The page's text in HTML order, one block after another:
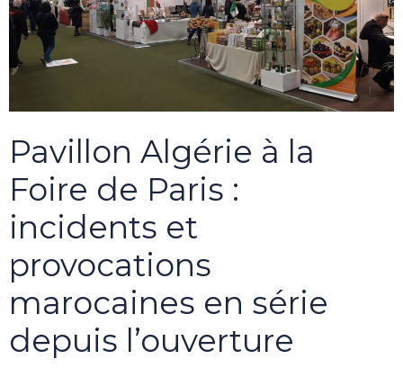
Pavillon Algérie à la
Foire de Paris :
incidents et
provocations
marocaines en série
depuis l’ouverture